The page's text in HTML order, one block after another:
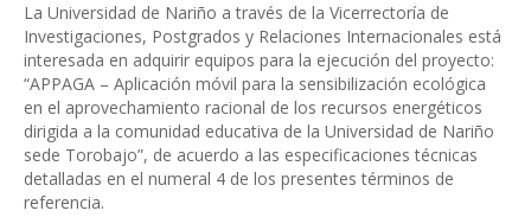
La Universidad de Nariño a través de la Vicerrectoría de
Investigaciones, Postgrados y Relaciones Internacionales está
interesada en adquirir equipos para la ejecución del proyecto:
“APPAGA – Aplicación móvil para la sensibilización ecológica
en el aprovechamiento racional de los recursos energéticos
dirigida a la comunidad educativa de la Universidad de Nariño
sede Torobajo”, de acuerdo a las especificaciones técnicas
detalladas en el numeral 4 de los presentes términos de
referencia.